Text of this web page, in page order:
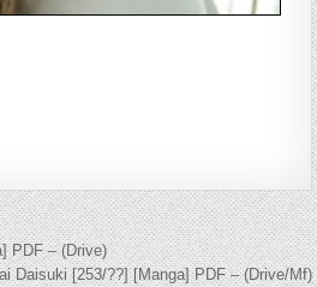
entradas
PDF – (Drive)
Daisuki [253/??] [Manga] PDF – (Drive/Mf)